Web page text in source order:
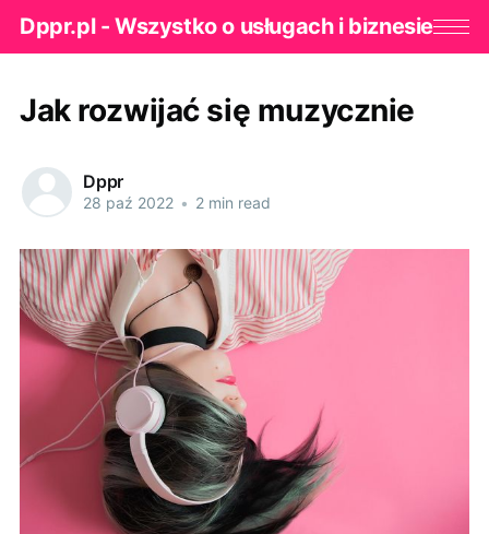
Dppr.pl - Wszystko o usługach i biznesie
Jak rozwijać się muzycznie
Dppr
28 paź 2022 • 2 min read